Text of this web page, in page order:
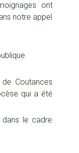
ont
notre appel
Coutances
qui a été
le cadre